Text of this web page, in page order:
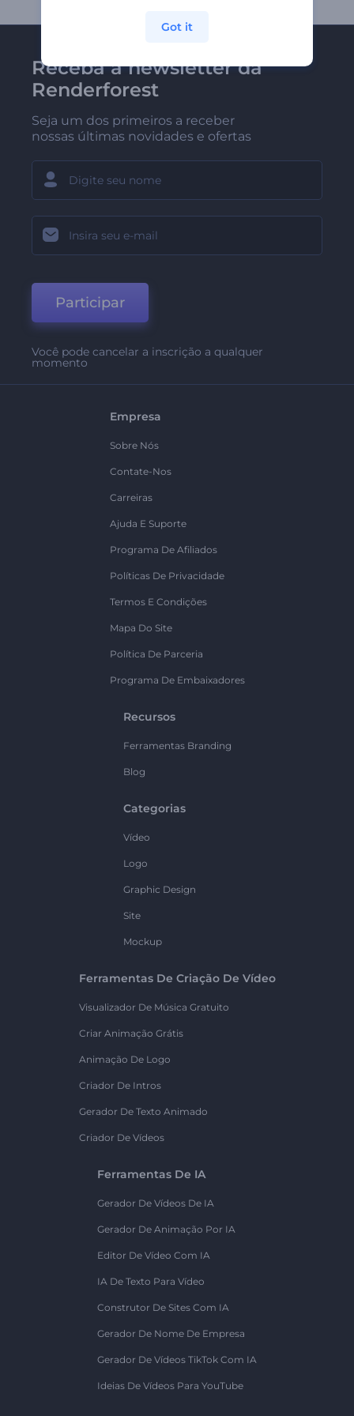
Receba a newsletter da
Renderforest
Seja um dos primeiros a receber
nossas últimas novidades e ofertas
Participar
Você pode cancelar a inscrição a qualquer
momento
Empresa
Sobre Nós
Contate-Nos
Carreiras
Ajuda E Suporte
Programa De Afiliados
Políticas De Privacidade
Termos E Condições
Mapa Do Site
Política De Parceria
Programa De Embaixadores
Recursos
Ferramentas Branding
Blog
Categorias
Vídeo
Logo
Graphic Design
Site
Mockup
Ferramentas De Criação De Vídeo
Visualizador De Música Gratuito
Criar Animação Grátis
Animação De Logo
Criador De Intros
Gerador De Texto Animado
Criador De Vídeos
Ferramentas De IA
Gerador De Vídeos De IA
Gerador De Animação Por IA
Editor De Vídeo Com IA
IA De Texto Para Vídeo
Construtor De Sites Com IA
Gerador De Nome De Empresa
Gerador De Vídeos TikTok Com IA
Ideias De Vídeos Para YouTube
Got it